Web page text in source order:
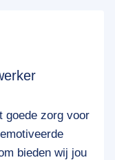
goede zorg voor
bieden wij jou